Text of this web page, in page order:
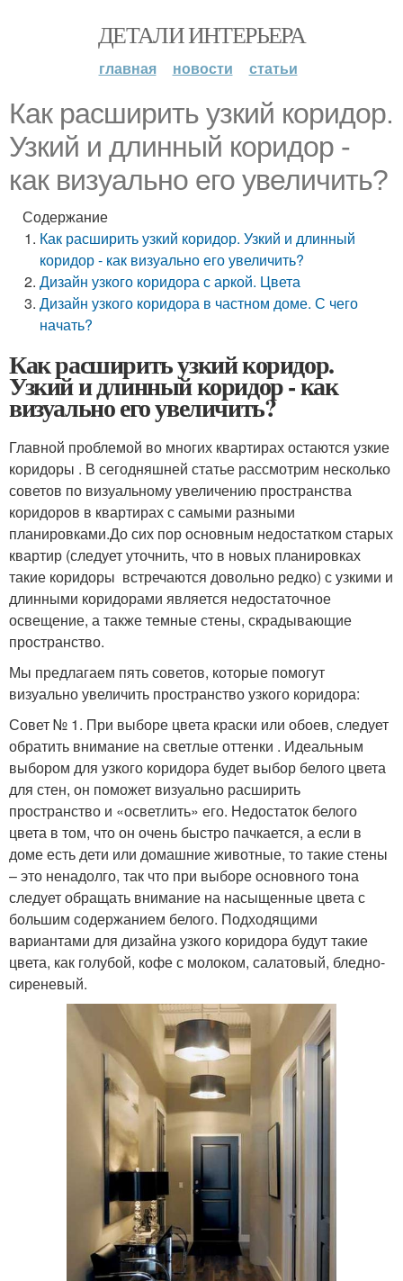
ДЕТАЛИ ИНТЕРЬЕРА
главная новости статьи
Как расширить узкий коридор.
Узкий и длинный коридор -
как визуально его увеличить?
Содержание
Как расширить узкий коридор. Узкий и длинный
коридор - как визуально его увеличить?
Дизайн узкого коридора с аркой. Цвета
Дизайн узкого коридора в частном доме. С чего
начать?
Как расширить узкий коридор.
Узкий и длинный коридор - как
визуально его увеличить?
Главной проблемой во многих квартирах остаются узкие
коридоры . В сегодняшней статье рассмотрим несколько
советов по визуальному увеличению пространства
коридоров в квартирах с самыми разными
планировками.До сих пор основным недостатком старых
квартир (следует уточнить, что в новых планировках
такие коридоры встречаются довольно редко) с узкими и
длинными коридорами является недостаточное
освещение, а также темные стены, скрадывающие
пространство.
Мы предлагаем пять советов, которые помогут
визуально увеличить пространство узкого коридора:
Совет № 1. При выборе цвета краски или обоев, следует
обратить внимание на светлые оттенки . Идеальным
выбором для узкого коридора будет выбор белого цвета
для стен, он поможет визуально расширить
пространство и «осветлить» его. Недостаток белого
цвета в том, что он очень быстро пачкается, а если в
доме есть дети или домашние животные, то такие стены
– это ненадолго, так что при выборе основного тона
следует обращать внимание на насыщенные цвета с
большим содержанием белого. Подходящими
вариантами для дизайна узкого коридора будут такие
цвета, как голубой, кофе с молоком, салатовый, бледно-
сиреневый.